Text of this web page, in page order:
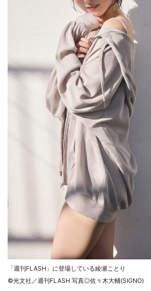
「週刊FLASH」に登場している綾瀬ことり
©光文社／週刊FLASH 写真◎佐々木大輔(SIGNO)